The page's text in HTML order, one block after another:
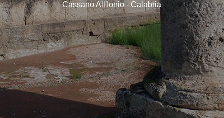
Cassano All'Ionio - Calabria